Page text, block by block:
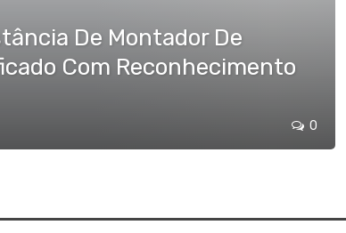
De Montador De
Com Reconhecimento
0